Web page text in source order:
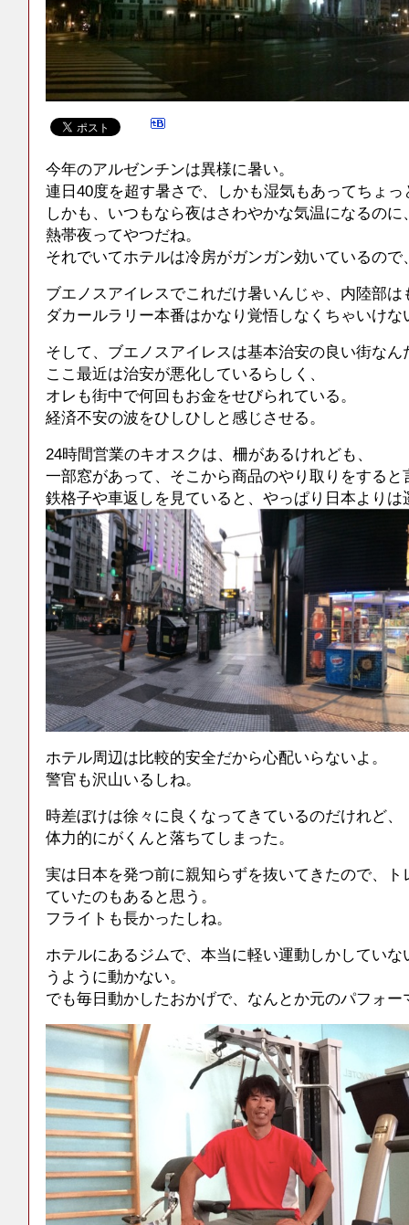
今年のアルゼンチンは異様に暑い。
連日40度を超す暑さで、しかも湿気もあってちょ
しかも、いつもなら夜はさわやかな気温になるの
熱帯夜ってやつだね。
それでいてホテルは冷房がガンガン効いているの
ブエノスアイレスでこれだけ暑いんじゃ、内陸部は
ダカールラリー本番はかなり覚悟しなくちゃいけな
そして、ブエノスアイレスは基本治安の良い街なん
ここ最近は治安が悪化しているらしく、
オレも街中で何回もお金をせびられている。
経済不安の波をひしひしと感じさせる。
24時間営業のキオスクは、柵があるけれども、
一部窓があって、そこから商品のやり取りをすると
鉄格子や車返しを見ていると、やっぱり日本よりは
ホテル周辺は比較的安全だから心配いらないよ。
警官も沢山いるしね。
時差ぼけは徐々に良くなってきているのだけれど、
体力的にがくんと落ちてしまった。
実は日本を発つ前に親知らずを抜いてきたので、
ていたのもあると思う。
フライトも長かったしね。
ホテルにあるジムで、本当に軽い運動しかしてい
うように動かない。
でも毎日動かしたおかげで、なんとか元のパフォ